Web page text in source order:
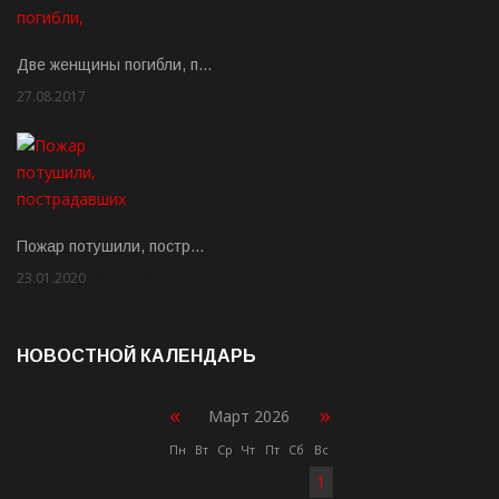
Две женщины погибли, п…
27.08.2017
Пожар потушили, постр…
23.01.2020
НОВОСТНОЙ КАЛЕНДАРЬ
« Март 2026 »
Пн Вт Ср Чт Пт Сб Вс
1